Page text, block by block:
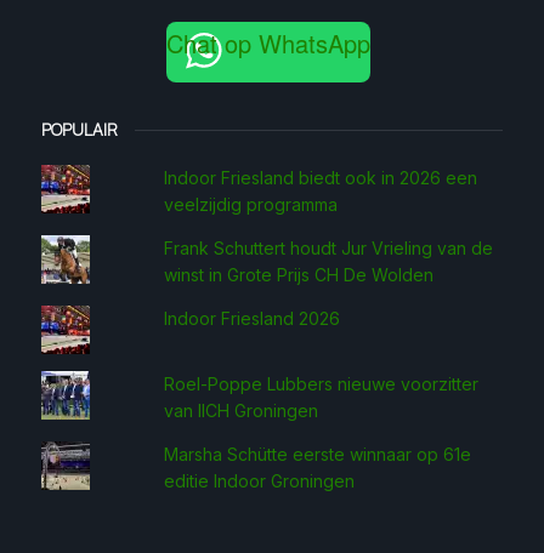
Chat op WhatsApp
POPULAIR
Indoor Friesland biedt ook in 2026 een
veelzijdig programma
Frank Schuttert houdt Jur Vrieling van de
winst in Grote Prijs CH De Wolden
Indoor Friesland 2026
Roel-Poppe Lubbers nieuwe voorzitter
van IICH Groningen
Marsha Schütte eerste win­naar op 61e
editie Indoor Groningen